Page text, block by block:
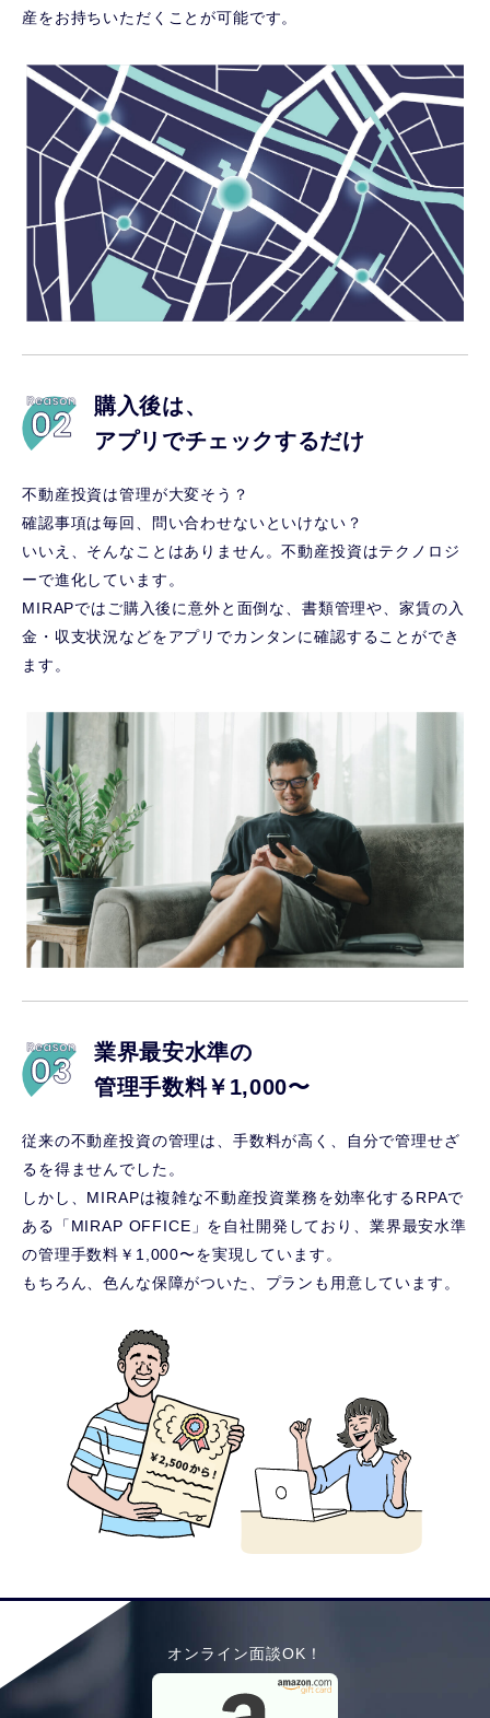
産をお持ちいただくことが可能です。
購入後は、
アプリでチェックするだけ
不動産投資は管理が大変そう？
確認事項は毎回、問い合わせないといけない？
いいえ、そんなことはありません。不動産投資はテクノロジ
ーで進化しています。
MIRAPではご購入後に意外と面倒な、書類管理や、家賃の入
金・収支状況などをアプリでカンタンに確認することができ
ます。
業界最安水準の
管理手数料￥1,000〜
従来の不動産投資の管理は、手数料が高く、自分で管理せざ
るを得ませんでした。
しかし、MIRAPは複雑な不動産投資業務を効率化するRPAで
ある「MIRAP OFFICE」を自社開発しており、業界最安水準
の管理手数料￥1,000〜を実現しています。
もちろん、色んな保障がついた、プランも用意しています。
オンライン面談OK！